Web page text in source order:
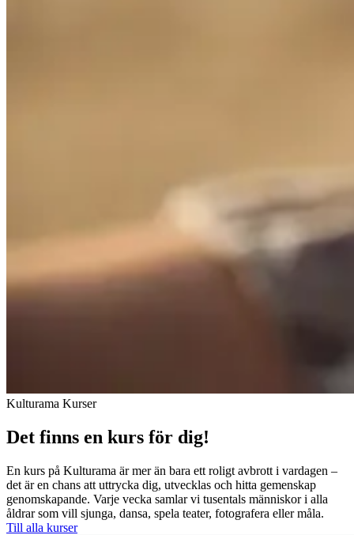
Kulturama Kurser
Det finns en kurs för dig!
En kurs på Kulturama är mer än bara ett roligt avbrott i vardagen –
det är en chans att uttrycka dig, utvecklas och hitta gemenskap
genomskapande. Varje vecka samlar vi tusentals människor i alla
åldrar som vill sjunga, dansa, spela teater, fotografera eller måla.
Till alla kurser